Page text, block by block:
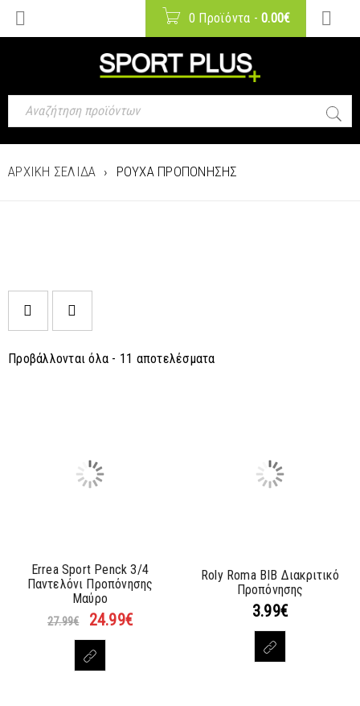
0 Προϊόντα - 0.00€
ΑΡΧΙΚΉ ΣΕΛΊΔΑ › ΡΟΎΧΑ ΠΡΟΠΌΝΗΣΗΣ
Προβάλλονται όλα - 11 αποτελέσματα
Errea Sport Penck 3/4
Παντελόνι Προπόνησης
Μαύρο
27.99€ 24.99€
Roly Roma BIB Διακριτικό
Προπόνησης
3.99€